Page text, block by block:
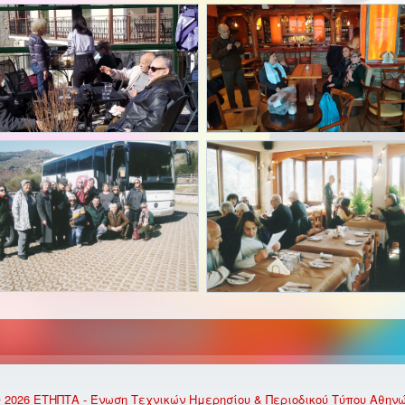
ΕΤΗΠΤΑ - Ένωση Τεχνικών Ημερησίου & Περιοδικού Τύπου